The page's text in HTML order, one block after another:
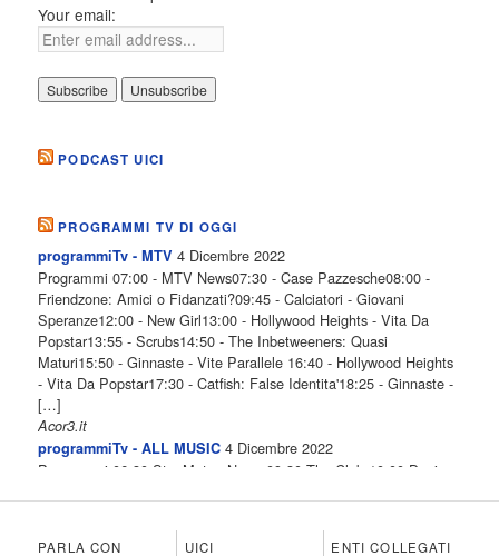
Your email:
PODCAST UICI
PROGRAMMI TV DI OGGI
programmiTv - MTV 4 Dicembre 2022
Programmi 07:00 - MTV News07:30 - Case Pazzesche08:00 -
Friendzone: Amici o Fidanzati?09:45 - Calciatori - Giovani
Speranze12:00 - New Girl13:00 - Hollywood Heights - Vita Da
Popstar13:55 - Scrubs14:50 - The Inbetweeners: Quasi
Maturi15:50 - Ginnaste - Vite Parallele 16:40 - Hollywood Heights
- Vita Da Popstar17:30 - Catfish: False Identita'18:25 - Ginnaste -
[…]
Acor3.it
programmiTv - ALL MUSIC 4 Dicembre 2022
Programmi 06.30 Star.Meteo.News 09.30 The Club 10.00 Deejay
All News 16.05 Rotazione musicale 19.00 All News 19.05 The
PARLA CON
UICI ENTI COLLEGATI